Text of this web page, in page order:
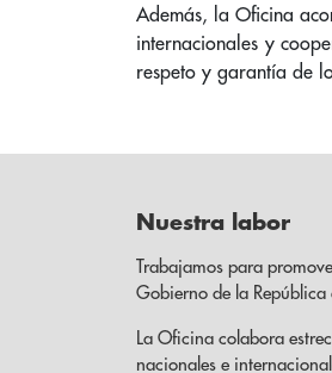
Además, la Oficina
internacionales y
respeto y garantía de
Nuestra labor
Trabajamos para
Gobierno de la República
La Oficina colabora
nacionales e